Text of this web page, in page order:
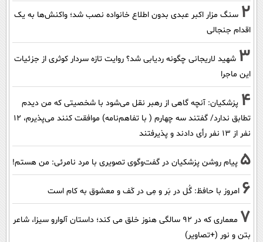
2 سنگ مزار اکبر عبدی بدون اطلاع خانواده نصب شد؛ واکنش‌ها به یک
اقدام جنجالی
3 شهید لاریجانی چگونه ردیابی شد؟ روایت تازه سردار کوثری از جزئیات
این ماجرا
4 پزشکیان‌: آنچه گاهی از رهبر نقل می‌شود با شخصیتی که من دیدم
تطابق ندارد/ گفتند سه چهارم ( با تفاهم‌نامه) موافقت کنند می‌پذیرم، 12
نفر از 13 نفر رأی دادند و پذیرفتند
5 پیام روشن پزشکیان در گفت‌و‌گوی تصویری با مرد نامرئی: من هستم!
6 امروز با حافظ: گُل در بَر و مِی در کَف و معشوق به کام است
7
معماری که در 92 سالگی هنوز خلق می کند؛ داستان آلوارو سیزا، شاعر
بتن و نور (+تصاویر)